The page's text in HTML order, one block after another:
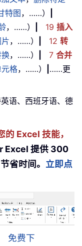
特图，……）
，……） 19 插入
，……） 12 转
，……） 7 合并
格，……）
……更
语、西班牙语、德
Excel 技能，
Excel 提供 300
省时间。 立即点
免费下